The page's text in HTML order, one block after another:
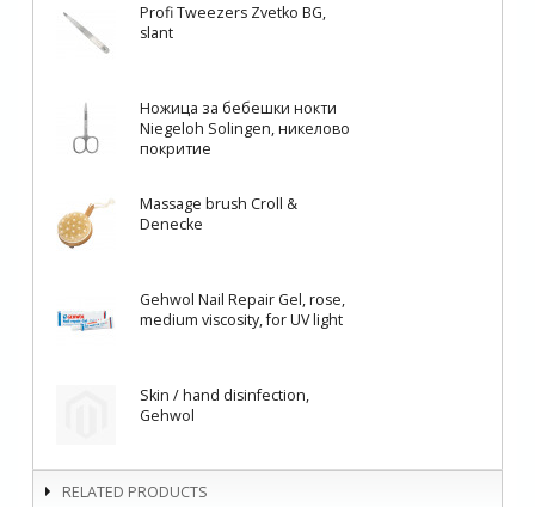
Profi Tweezers Zvetko BG,
slant
Ножица за бебешки нокти
Niegeloh Solingen, никелово
покритие
Massage brush Croll &
Denecke
Gehwol Nail Repair Gel, rose,
medium viscosity, for UV light
Skin / hand disinfection,
Gehwol
RELATED PRODUCTS